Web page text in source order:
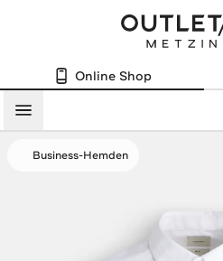
Online Shop
Menü
Business-Hemden